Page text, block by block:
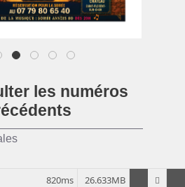
2 3 4 5
les numéros
26.633MB
820ms